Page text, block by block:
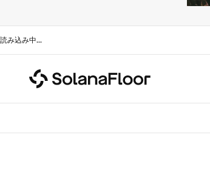
読み込み中...